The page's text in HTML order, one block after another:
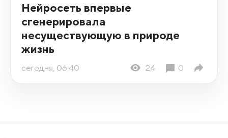
Нейросеть впервые
сгенерировала
несуществующую в природе
жизнь
сегодня, 06:40 24 0